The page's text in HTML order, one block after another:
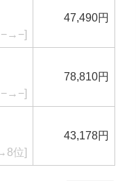
47,490円
78,810円
位]
43,178円